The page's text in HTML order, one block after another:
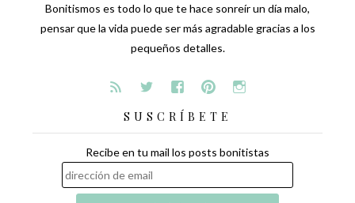
Bonitismos es todo lo que te hace sonreír un día malo,
pensar que la vida puede ser más agradable gracias a los
pequeños detalles.
SUSCRÍBETE
Recibe en tu mail los posts bonitistas